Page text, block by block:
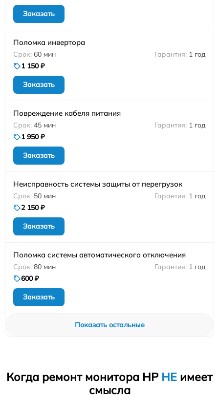
Заказать
Поломка инвертора
60 мин
1 год
1 150 ₽
Заказать
Повреждение кабеля питания
45 мин
1 год
1 950 ₽
Заказать
Неисправность системы защиты от перегрузок
50 мин
1 год
2 150 ₽
Заказать
Поломка системы автоматического отключения
80 мин
1 год
600 ₽
Заказать
Показать остальные
Когда ремонт монитора HP НЕ имеет
смысла